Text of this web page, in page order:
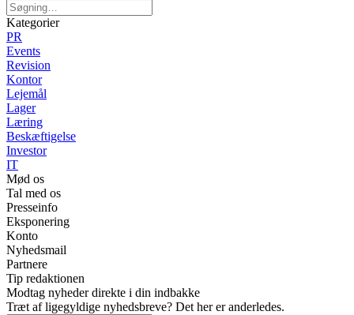
Kategorier
PR
Events
Revision
Kontor
Lejemål
Lager
Læring
Beskæftigelse
Investor
IT
Mød os
Tal med os
Presseinfo
Eksponering
Konto
Nyhedsmail
Partnere
Tip redaktionen
Modtag nyheder direkte i din indbakke
Træt af ligegyldige nyhedsbreve? Det her er anderledes.